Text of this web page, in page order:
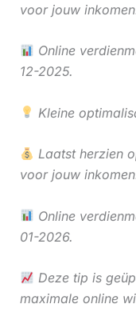
voor jouw
Online
12-2025.
Kleine
Laatst herzien
voor jouw
Online
01-2026.
Deze tip is
maximale online